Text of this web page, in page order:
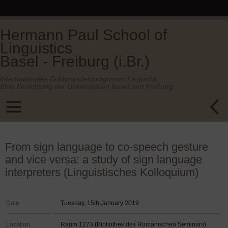
Hermann Paul School of
Linguistics
Basel - Freiburg (i.Br.)
From sign language to co-speech gesture
and vice versa: a study of sign language
interpreters (Linguistisches Kolloquium)
Date Tuesday, 15th January 2019
Location Raum 1273 (Bibliothek des Romanischen Seminars)